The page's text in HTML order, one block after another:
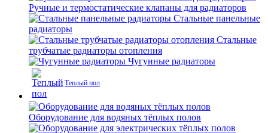
Ручные и термостатические клапаны для радиаторов
Стальные панельные
радиаторы
Стальные
трубчатые радиаторы отопления
Чугунные радиаторы
Теплый пол
Оборудование для водяных тёплых полов